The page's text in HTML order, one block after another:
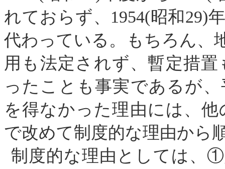
れておらず、 1954(昭和29)
代わっている。もちろん、
用も法定されず、暫定措
ったことも事実であるが
を得なかった理由には、
で改めて制度的な理由から
制度的な理由としては、